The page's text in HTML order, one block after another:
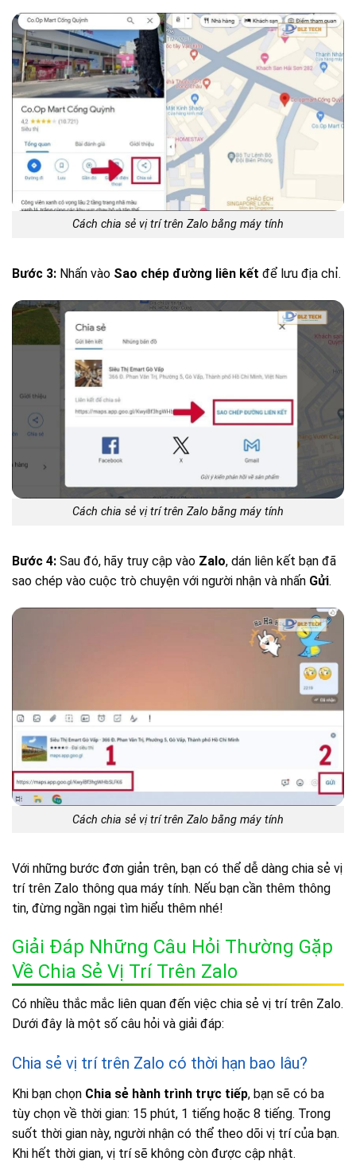
Cách chia sẻ vị trí trên Zalo bằng máy tính
Bước 3: Nhấn vào Sao chép đường liên kết để lưu địa chỉ.
Cách chia sẻ vị trí trên Zalo bằng máy tính
Bước 4: Sau đó, hãy truy cập vào Zalo, dán liên kết bạn đã
sao chép vào cuộc trò chuyện với người nhận và nhấn Gửi.
Cách chia sẻ vị trí trên Zalo bằng máy tính
Với những bước đơn giản trên, bạn có thể dễ dàng chia sẻ vị
trí trên Zalo thông qua máy tính. Nếu bạn cần thêm thông
tin, đừng ngần ngại tìm hiểu thêm nhé!
Giải Đáp Những Câu Hỏi Thường Gặp
Về Chia Sẻ Vị Trí Trên Zalo
Có nhiều thắc mắc liên quan đến việc chia sẻ vị trí trên Zalo.
Dưới đây là một số câu hỏi và giải đáp:
Chia sẻ vị trí trên Zalo có thời hạn bao lâu?
Khi bạn chọn Chia sẻ hành trình trực tiếp, bạn sẽ có ba
tùy chọn về thời gian: 15 phút, 1 tiếng hoặc 8 tiếng. Trong
suốt thời gian này, người nhận có thể theo dõi vị trí của bạn.
Khi hết thời gian, vị trí sẽ không còn được cập nhật.